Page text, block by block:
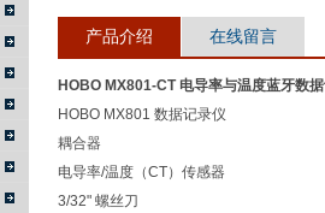
产品介绍 在线留言
HOBO MX801-CT 电导率与温度蓝牙数
HOBO MX801 数据记录仪
耦合器
电导率/温度（CT）传感器
3/32" 螺丝刀